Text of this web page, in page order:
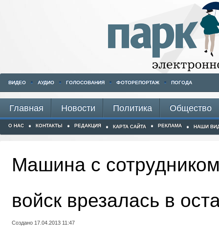
ВИДЕО АУДИО ГОЛОСОВАНИЯ ФОТОРЕПОРТАЖ ПОГОДА
Главная Новости Политика Общество
О НАС КОНТАКТЫ РЕДАКЦИЯ КАРТА САЙТА РЕКЛАМА НАШИ
Машина с
войск врезалась в
Создано 17.04.2013 11:47